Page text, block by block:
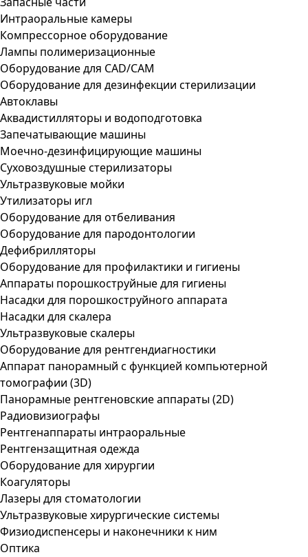
Интраоральные камеры
Компрессорное оборудование
Лампы полимеризационные
Оборудование для CAD/CAM
Оборудование для дезинфекции стерилизации
Автоклавы
Аквадистилляторы и водоподготовка
Запечатывающие машины
Моечно-дезинфицирующие машины
Суховоздушные стерилизаторы
Ультразвуковые мойки
Утилизаторы игл
Оборудование для отбеливания
Оборудование для пародонтологии
Дефибрилляторы
Оборудование для профилактики и гигиены
Аппараты порошкоструйные для гигиены
Насадки для порошкоструйного аппарата
Насадки для скалера
Ультразвуковые скалеры
Оборудование для рентгендиагностики
Аппарат панорамный с функцией компьютерной
томографии (3D)
Панорамные рентгеновские аппараты (2D)
Радиовизиографы
Рентгенаппараты интраоральные
Рентгензащитная одежда
Оборудование для хирургии
Коагуляторы
Лазеры для стоматологии
Ультразвуковые хирургические системы
Физиодиспенсеры и наконечники к ним
Оптика